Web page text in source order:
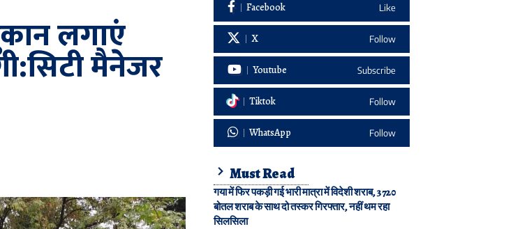
लगाएं
मैनेजर
Facebook Like
X Follow
Youtube Subscribe
Tiktok Follow
WhatsApp Follow
Must Read
गया में फिर पकड़ी गई भारी मात्रा में विदेशी शराब, 3720
बोतल शराब के साथ दो तस्कर गिरफ्तार, नहीं थम रहा
सिलसिला